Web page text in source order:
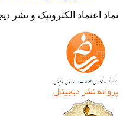
اعتماد الکترونیک و نشر دیجیتال